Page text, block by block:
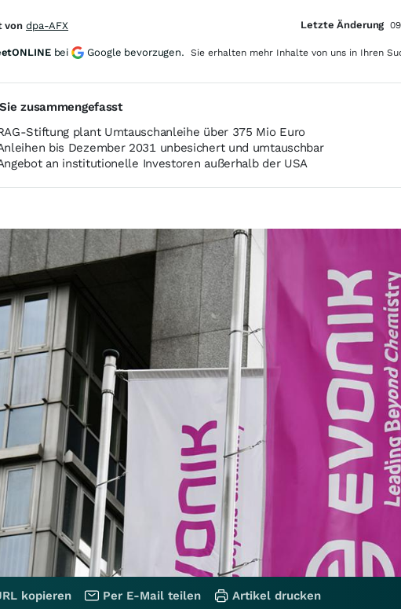
zusammengefasst
Stiftung plant Umtauschanleihe über 375 Mio Euro
bis Dezember 2031 unbesichert und umtauschbar
an institutionelle Investoren außerhalb der USA
von dpa-AFX Letzte Änderung
bei Google bevorzugen. Sie erhalten mehr Inhalte von uns in Ihren
kopieren Per E-Mail teilen Artikel drucken